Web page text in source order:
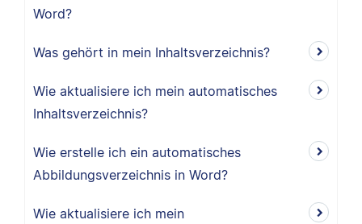
Word?
Was gehört in mein Inhaltsverzeichnis?
Wie aktualisiere ich mein automatisches
Inhaltsverzeichnis?
Wie erstelle ich ein automatisches
Abbildungsverzeichnis in Word?
Wie aktualisiere ich mein